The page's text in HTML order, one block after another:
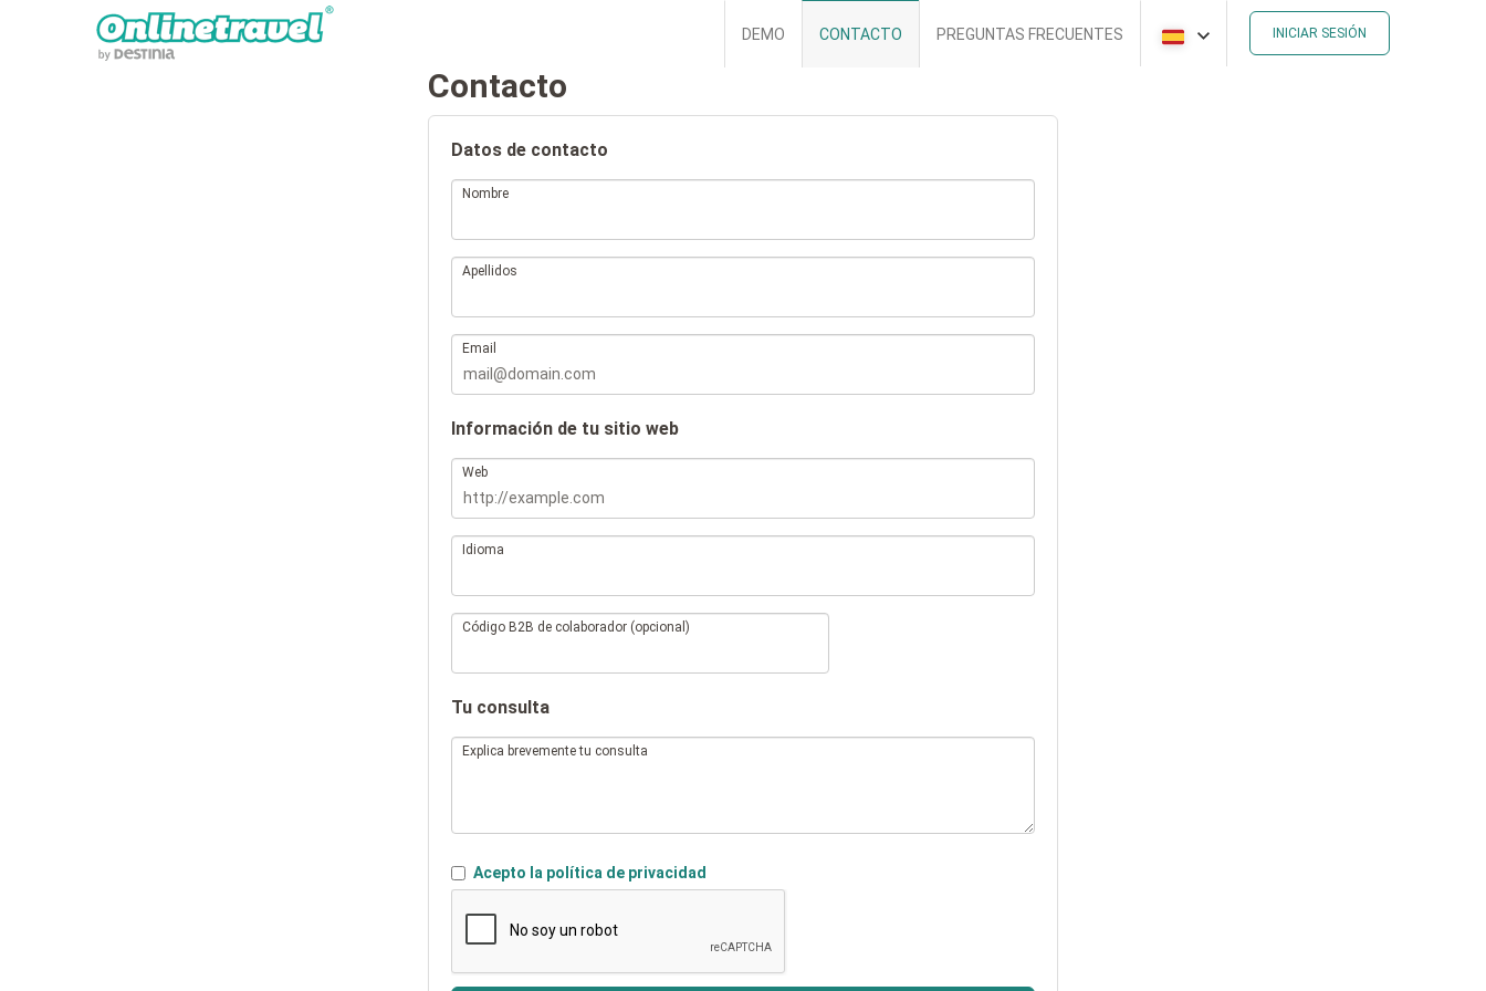
DEMO CONTACTO PREGUNTAS FRECUENTES INICIAR SESIÓN
Contacto
Datos de contacto
Nombre
Apellidos
Email
Información de tu sitio web
Web
Idioma
Código B2B de colaborador (opcional)
Tu consulta
Explica brevemente tu consulta
Acepto la política de privacidad